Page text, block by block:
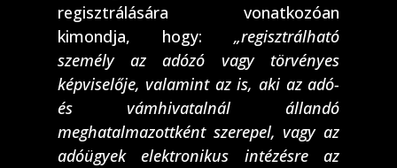
regisztrálására vonatkozóan
kimondja, hogy:„regisztrálható
személy az adózó vagy törvényes
képviselője, valamint az is, aki az adó-
és vámhivatalnál állandó
meghatalmazottként szerepel, vagy az
adóügyek elektronikus intézésre az